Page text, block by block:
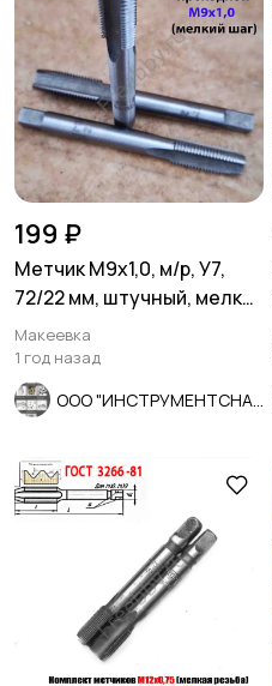
199 ₽
Метчик М9х1,0, м/р, У7,
72/22 мм, штучный, мелкий
шаг.
Макеевка
1 год назад